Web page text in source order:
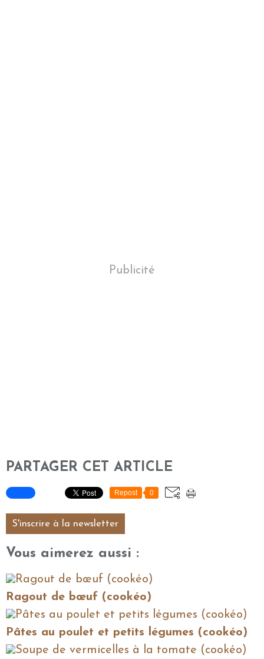
Publicité
PARTAGER CET ARTICLE
Repost 0
S'inscrire à la newsletter
Vous aimerez aussi :
Ragout de bœuf (cookéo)
Pâtes au poulet et petits légumes (cookéo)